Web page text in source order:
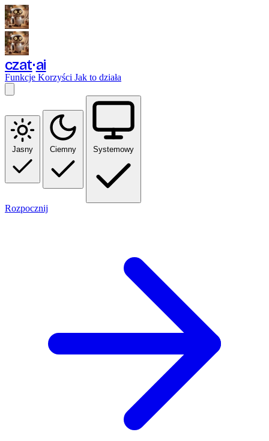
czat ai
Funkcje Korzyści Jak to działa
Jasny Ciemny Systemowy
Rozpocznij